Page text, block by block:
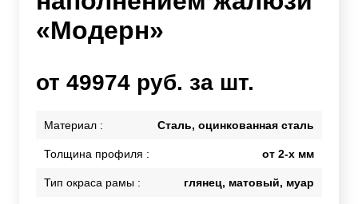
«Модерн»
от 49974 руб. за шт.
Материал : Сталь, оцинкованная сталь
Толщина профиля : от 2-х мм
Тип окраса рамы : глянец, матовый, муар